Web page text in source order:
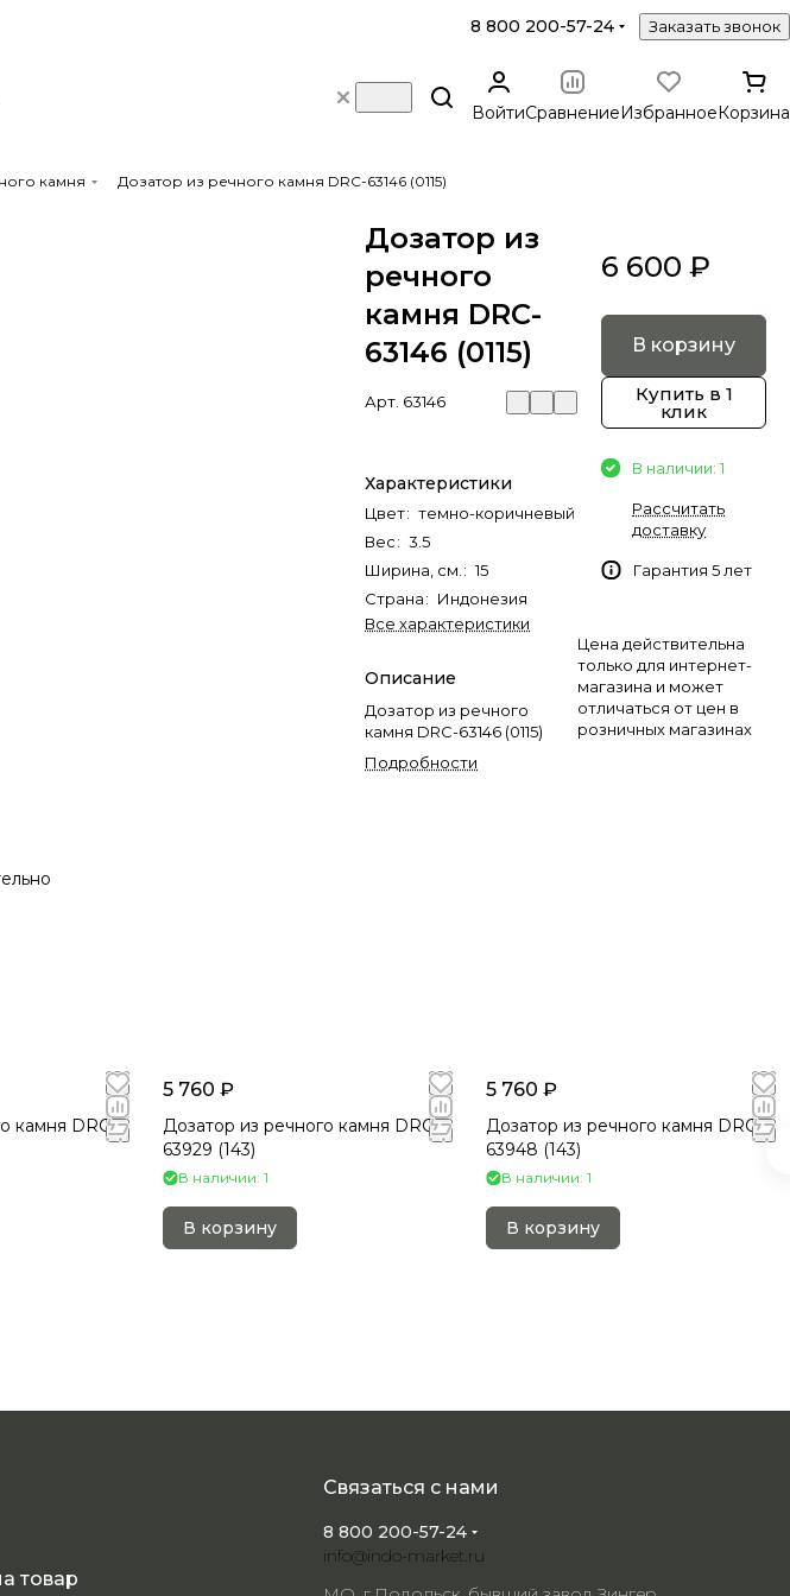
8 800 200-57-24 Заказать звонок
ВойтиСравнениеИзбранноеКорзина
камня Дозатор из речного камня DRC-63146 (0115)
Дозатор из
речного
камня DRC-
63146 (0115)
Арт. 63146
Характеристики
Цвет: темно-коричневый
Вес: 3.5
Ширина, см. : 15
Страна: Индонезия
Все характеристики
Описание
Дозатор из речного
камня DRC-63146 (0115)
Подробности
6 600 ₽
В корзину
Купить в 1
клик
В наличии: 1
Рассчитать
доставку
Гарантия 5 лет
Цена действительна
только для интернет-
магазина и может
отличаться от цен в
розничных магазинах
камня DRC-
5 760 ₽
Дозатор из речного камня DRC-
63929 (143)
В наличии: 1
В корзину
5 760 ₽
Дозатор из речного камня DRC-
63948 (143)
В наличии: 1
В корзину
товар
Связаться с нами
8 800 200-57-24
info@indo-market.ru